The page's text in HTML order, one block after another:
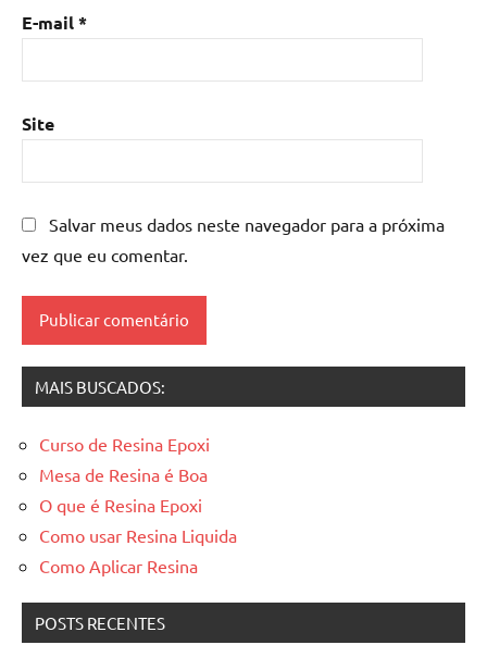
madeira
mesa
epoxi
mesa
de
mesas
resinadas
E-mail*
Site
Salvar meus dados neste navegador para a próxima
vez que eu comentar.
MAIS BUSCADOS:
Curso de Resina Epoxi
Mesa de Resina é Boa
O que é Resina Epoxi
Como usar Resina Liquida
Como Aplicar Resina
POSTS RECENTES